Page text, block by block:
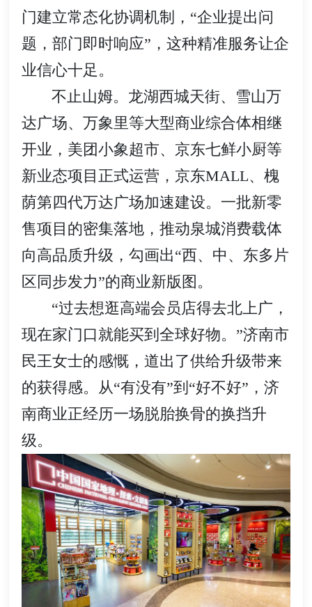
门建立常态化协调机制，“企业提出问
题，部门即时响应”，这种精准服务让企
业信心十足。
不止山姆。龙湖西城天街、雪山万
达广场、万象里等大型商业综合体相继
开业，美团小象超市、京东七鲜小厨等
新业态项目正式运营，京东MALL、槐
荫第四代万达广场加速建设。一批新零
售项目的密集落地，推动泉城消费载体
向高品质升级，勾画出“西、中、东多片
区同步发力”的商业新版图。
“过去想逛高端会员店得去北上广，
现在家门口就能买到全球好物。”济南市
民王女士的感慨，道出了供给升级带来
的获得感。从“有没有”到“好不好”，济
南商业正经历一场脱胎换骨的换挡升
级。